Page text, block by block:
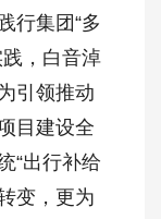
行集团“多
，白音淖
引领推动
目建设全
“出行补给
变，更为